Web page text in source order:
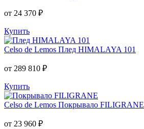
от 24 370 ₽
Купить
Celso de Lemos Плед HIMALAYA 101
от 289 810 ₽
Купить
Celso de Lemos Покрывало FILIGRANE
от 23 960 ₽